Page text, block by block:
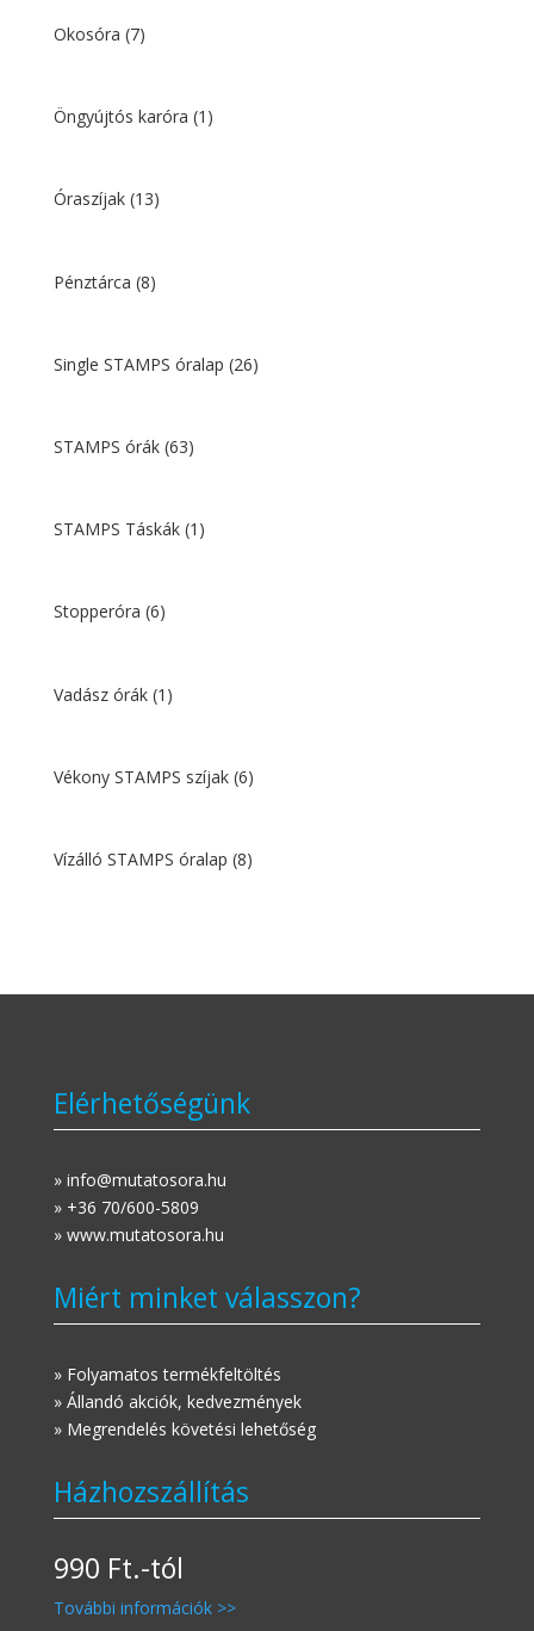
Okosóra (7)
Öngyújtós karóra (1)
Óraszíjak (13)
Pénztárca (8)
Single STAMPS óralap (26)
STAMPS órák (63)
STAMPS Táskák (1)
Stopperóra (6)
Vadász órák (1)
Vékony STAMPS szíjak (6)
Vízálló STAMPS óralap (8)
Elérhetőségünk
» info@mutatosora.hu
» +36 70/600-5809
» www.mutatosora.hu
Miért minket válasszon?
» Folyamatos termékfeltöltés
» Állandó akciók, kedvezmények
» Megrendelés követési lehetőség
Házhozszállítás
990 Ft.-tól
További információk >>